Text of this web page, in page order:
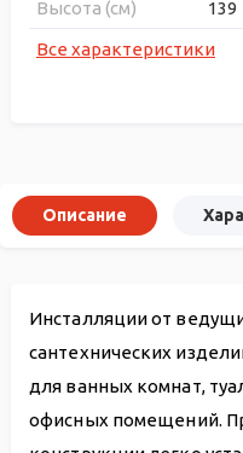
Высота (см)
139
Все характеристики
Описание
Инсталляции от
сантехнических
для ванных комнат,
офисных помещений.